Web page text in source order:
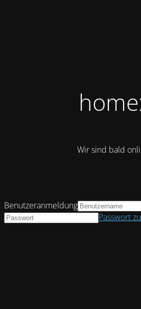
Wir sind bald
Benutzeranmeldung
Passwort